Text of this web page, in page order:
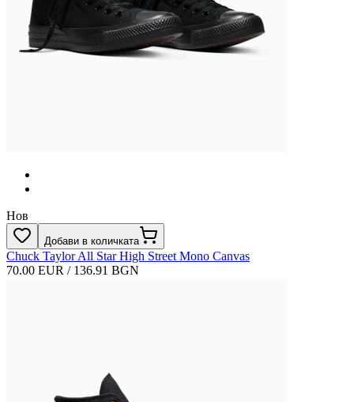
Нов
Добави в количката
Chuck Taylor All Star High Street Mono Canvas
70.00 EUR / 136.91 BGN